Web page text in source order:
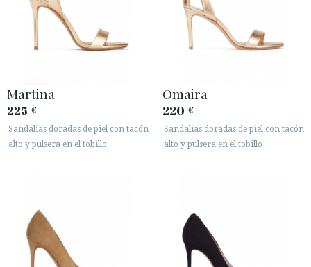
Martina
225 €
Sandalias doradas de piel con tacón
alto y pulsera en el tobillo
Omaira
220 €
Sandalias doradas de piel con tacón
alto y pulsera en el tobillo